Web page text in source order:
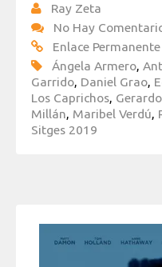
Ray Zeta
No Hay
Enlace Permanente
Ángela Armero,
Garrido, Daniel Grao,
Los Caprichos,
Millán, Maribel Verdú,
Sitges 2019